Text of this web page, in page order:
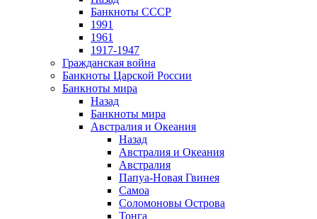
Банкноты СССР
1991
1961
1917-1947
Гражданская война
Банкноты Царской России
Банкноты мира
Назад
Банкноты мира
Австралия и Океания
Назад
Австралия и Океания
Австралия
Папуа-Новая Гвинея
Самоа
Соломоновы Острова
Тонга